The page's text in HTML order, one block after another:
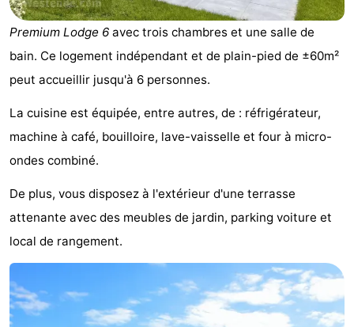
Westende
d'hôtes
Chaumières
-
Nieuwpoort
-
aan
zee
Westende
Hôtels
Last
minutes
Plages
Voir
et
Lieux
Premium Lodge 6 avec trois chambres et une salle de
bain. Ce logement indépendant et de plain-pied de ±60m²
peut accueillir jusqu'à 6 personnes.
La cuisine est équipée, entre autres, de : réfrigérateur,
machine à café, bouilloire, lave-vaisselle et four à micro-
ondes combiné.
De plus, vous disposez à l'extérieur d'une terrasse
attenante avec des meubles de jardin, parking voiture et
local de rangement.